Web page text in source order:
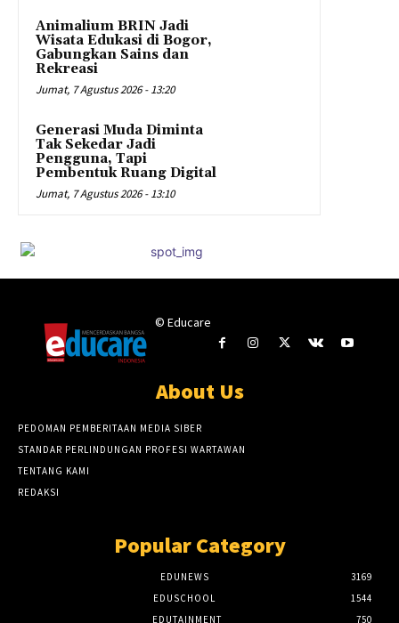
Animalium BRIN Jadi
Wisata Edukasi di Bogor,
Gabungkan Sains dan
Rekreasi
Jumat, 7 Agustus 2026 - 13:20
Generasi Muda Diminta
Tak Sekedar Jadi
Pengguna, Tapi
Pembentuk Ruang Digital
Jumat, 7 Agustus 2026 - 13:10
© Educare
About Us
PEDOMAN PEMBERITAAN MEDIA SIBER
STANDAR PERLINDUNGAN PROFESI WARTAWAN
TENTANG KAMI
REDAKSI
Popular Category
EDUNEWS
3169
EDUSCHOOL
1544
EDUTAINMENT
750